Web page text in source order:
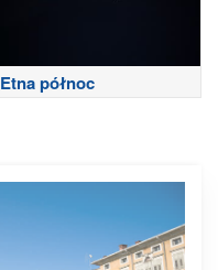
Etna północ